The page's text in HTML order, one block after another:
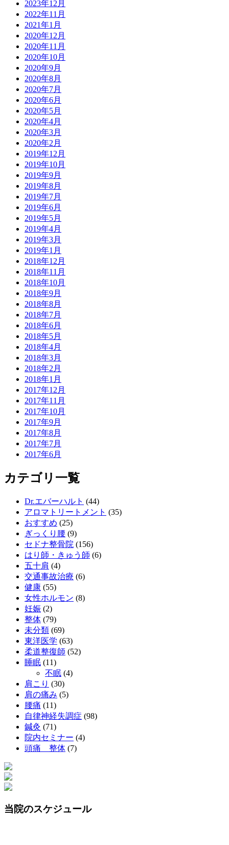
2023年12月
2022年11月
2021年1月
2020年12月
2020年11月
2020年10月
2020年9月
2020年8月
2020年7月
2020年6月
2020年5月
2020年4月
2020年3月
2020年2月
2019年12月
2019年10月
2019年9月
2019年8月
2019年7月
2019年6月
2019年5月
2019年4月
2019年3月
2019年1月
2018年12月
2018年11月
2018年10月
2018年9月
2018年8月
2018年7月
2018年6月
2018年5月
2018年4月
2018年3月
2018年2月
2018年1月
2017年12月
2017年11月
2017年10月
2017年9月
2017年8月
2017年7月
2017年6月
カテゴリ一覧
Dr.エバーハルト (44)
アロマトリートメント (35)
おすすめ (25)
ぎっくり腰 (9)
セドナ整骨院 (156)
はり師・きゅう師 (6)
五十肩 (4)
交通事故治療 (6)
健康 (55)
女性ホルモン (8)
妊娠 (2)
整体 (79)
未分類 (69)
東洋医学 (63)
柔道整復師 (52)
睡眠 (11)
不眠 (4)
肩こり (30)
肩の痛み (5)
腰痛 (11)
自律神経失調症 (98)
鍼灸 (71)
院内セミナー (4)
頭痛 整体 (7)
当院のスケジュール